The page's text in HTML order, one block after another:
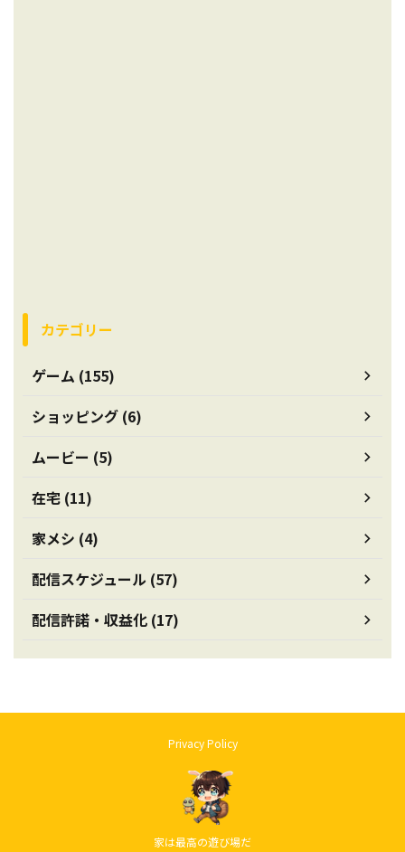
カテゴリー
ゲーム (155)
ショッピング (6)
ムービー (5)
在宅 (11)
家メシ (4)
配信スケジュール (57)
配信許諾・収益化 (17)
Privacy Policy
家は最高の遊び場だ